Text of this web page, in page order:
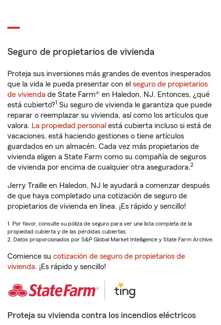
Seguro de propietarios de vivienda
Proteja sus inversiones más grandes de eventos inesperados
que la vida le pueda presentar con el seguro de propietarios
de vivienda de State Farm® en Haledon, NJ. Entonces, ¿qué
está cubierto?1 Su seguro de vivienda le garantiza que puede
reparar o reemplazar su vivienda, así como los artículos que
valora. La propiedad personal está cubierta incluso si está de
vacaciones, está haciendo gestiones o tiene artículos
guardados en un almacén. Cada vez más propietarios de
vivienda eligen a State Farm como su compañía de seguros
de vivienda por encima de cualquier otra aseguradora.2
Jerry Traille en Haledon, NJ le ayudará a comenzar después
de que haya completado una cotización de seguro de
propietarios de vivienda en línea. ¡Es rápido y sencillo!
1. Por favor, consulte su póliza de seguro para ver una lista completa de la
propiedad cubierta y de las pérdidas cubiertas.
2. Datos proporcionados por S&P Global Market Intelligence y State Farm Archive.
Comience su cotización de seguro de propietarios de
vivienda. ¡Es rápido y sencillo!
Proteja su vivienda contra los incendios eléctricos